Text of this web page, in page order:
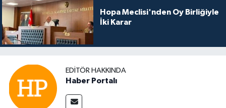
Hopa Meclisi'nden Oy Birliğiyle
İki Karar
EDITÖR HAKKINDA
Haber Portalı